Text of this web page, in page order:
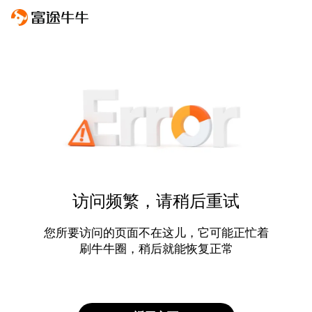
访问频繁，请稍后重试
您所要访问的页面不在这儿，它可能正忙着
刷牛牛圈，稍后就能恢复正常